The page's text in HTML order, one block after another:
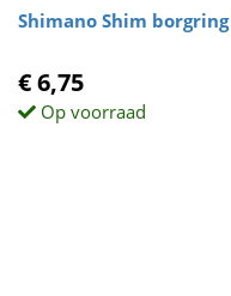
Shimano Shim
€ 6,75
Op voorraad